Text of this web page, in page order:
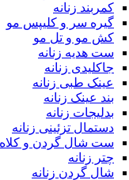
کمربند زنانه
گیره سر و کلیپس مو
کش مو و تل مو
ست هدیه زنانه
جاکلیدی زنانه
عینک طبی زنانه
بند عینک زنانه
بدلیجات زنانه
دستمال تزئینی زنانه
ست شال گردن و کلاه
چتر زنانه
شال گردن زنانه